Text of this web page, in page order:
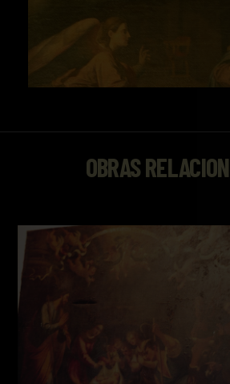
(Sevilla, 1986).
González Zubieta, R., Vida
andaluz Antonio
(1563? - 1625)Colección
Córdoba, 1980).
OBRAS